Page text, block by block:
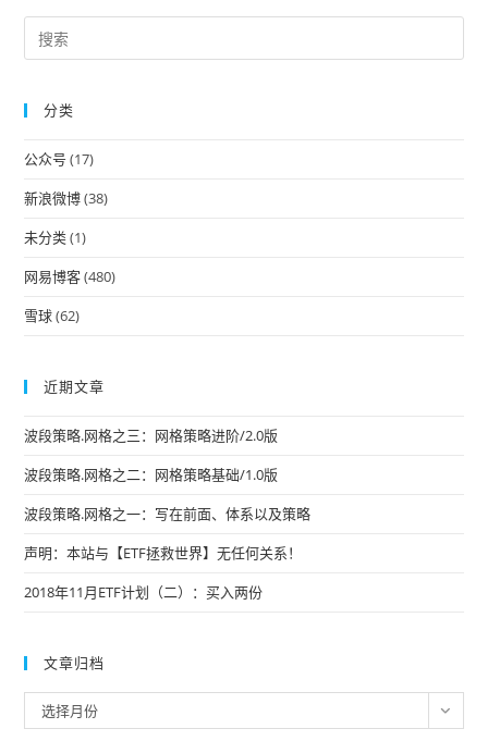
分类
公众号 (17)
新浪微博(38)
未分类(1)
网易博客(480)
雪球(62)
近期文章
波段策略.网格之三：网格策略进阶/2.0版
波段策略.网格之二：网格策略基础/1.0版
波段策略.网格之一：写在前面、体系以及策略
声明：本站与【ETF拯救世界】无任何关系！
2018年11月ETF计划（二）：买入两份
文章归档
章
选择月份